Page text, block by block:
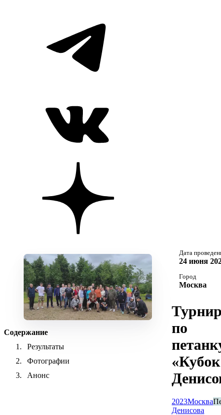
Содержание
Результаты
Фотографии
Анонс
Дата
24 июня
Город
Москва
по
«Кубок
2023Москва
Денисова